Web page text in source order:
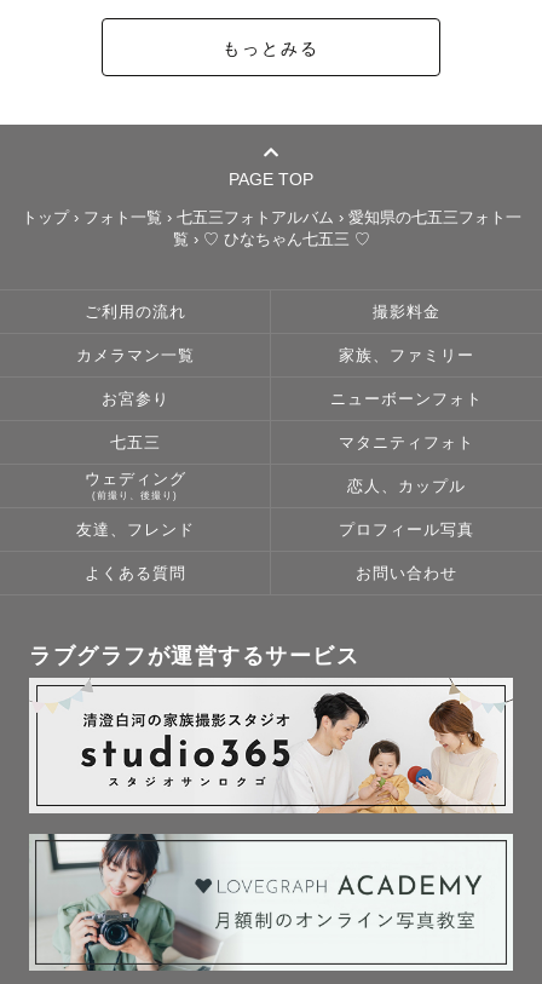
ご相談いただければエリア外も出張可能です🌈
(地域によっては追加で交通費をいただきます🚗)
もっとみる
PAGE TOP
トップ› フォト一覧 › 七五三フォトアルバム › 愛知県の七五三フォト一
覧 › ♡ ひなちゃん七五三 ♡
ご利用の流れ 撮影料金
カメラマン一覧 家族、ファミリー
お宮参り ニューボーンフォト
七五三 マタニティフォト
ウェディング
(前撮り、後撮り)
恋人、カップル
友達、フレンド プロフィール写真
よくある質問 お問い合わせ
ラブグラフが運営するサービス